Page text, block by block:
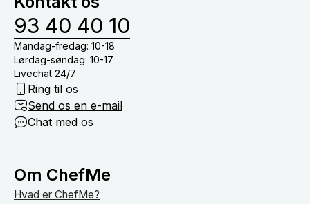
om bordet.
93 40 40 10
Mandag-fredag: 10-18
Lørdag-søndag: 10-17
Livechat 24/7
Ring til os
Send os en e-mail
Chat med os
Om ChefMe
Hvad er ChefMe?